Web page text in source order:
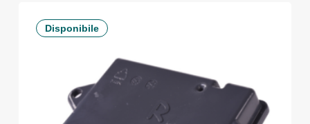
Disponibile